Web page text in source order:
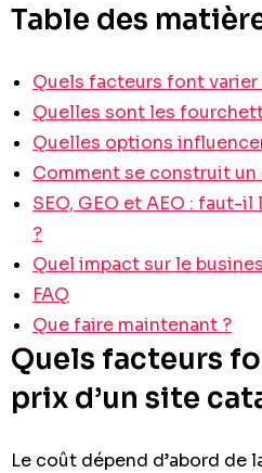
Table des
Quels facteurs font varier
Quelles sont les
Quelles options
Comment se construit un
SEO, GEO et AEO : faut-
?
Quel impact sur le
FAQ
Que faire maintenant ?
Quels facteurs
prix d’un site
Le coût dépend d’abord de